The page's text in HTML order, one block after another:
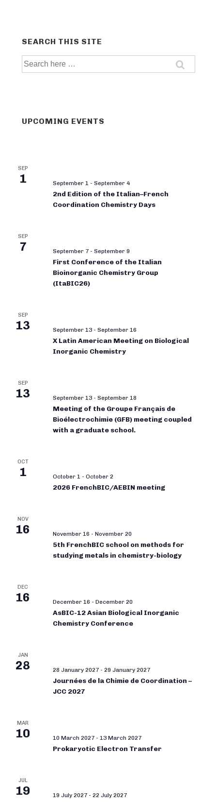
SEARCH THIS SITE
Search
for:
UPCOMING EVENTS
SEP
1 September 1 - September 4
2nd Edition of the Italian–French
Coordination Chemistry Days
SEP
7 September 7 - September 9
First Conference of the Italian
Bioinorganic Chemistry Group
(ItaBIC26)
SEP
13 September 13 - September 16
X Latin American Meeting on Biological
Inorganic Chemistry
SEP
13 September 13 - September 18
Meeting of the Groupe Français de
Bioélectrochimie (GFB) meeting coupled
with a graduate school.
OCT
1 October 1 - October 2
2026 FrenchBIC/AEBIN meeting
NOV
16 November 16 - November 20
5th FrenchBIC school on methods for
studying metals in chemistry-biology
DEC
16 December 16 - December 20
AsBIC-12 Asian Biological Inorganic
Chemistry Conference
JAN
28 28 January 2027 - 29 January 2027
Journées de la Chimie de Coordination –
JCC 2027
MAR
10 10 March 2027 - 13 March 2027
Prokaryotic Electron Transfer
JUL
19 19 July 2027 - 22 July 2027